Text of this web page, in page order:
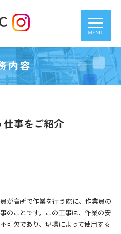
MENU
内容
仕事をご紹介
が高所で作業を行う際に、作業員の
のことです。この工事は、作業の安
可欠であり、現場によって使用する